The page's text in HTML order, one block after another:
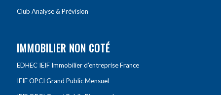
Club Analyse & Prévision
IMMOBILIER NON COTÉ
EDHEC IEIF Immobilier d’entreprise France
IEIF OPCI Grand Public Mensuel